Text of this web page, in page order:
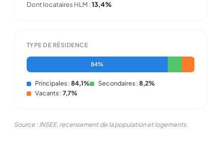
Dont locataires HLM :13,4%
TYPE DE RÉSIDENCE
84%
Principales :84,1% Secondaires :8,2%
Vacants :7,7%
Source : INSEE, recensement de la population et logements.